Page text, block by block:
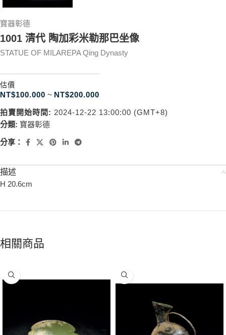
寶器彰德
1001 清代 陶加彩米勒那巴坐像
STATUE OF MILAREPA Qing Dynasty
估價
NT$100.000 ~ NT$200.000
拍賣開始時間: 2024-12-22 13:00:00 (GMT+8)
分類: 寶器彰德
分享：
描述
H 20.6cm
相關商品